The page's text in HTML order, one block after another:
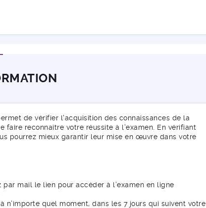
de vérifier l'acquisition des connaissances de la
reconnaître votre réussite à l’examen. En vérifiant
pourrez mieux garantir leur mise en œuvre dans votre
mail le lien pour accéder à l’examen en ligne
n’importe quel moment, dans les 7 jours qui suivent votre